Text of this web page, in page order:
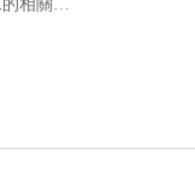
相關…